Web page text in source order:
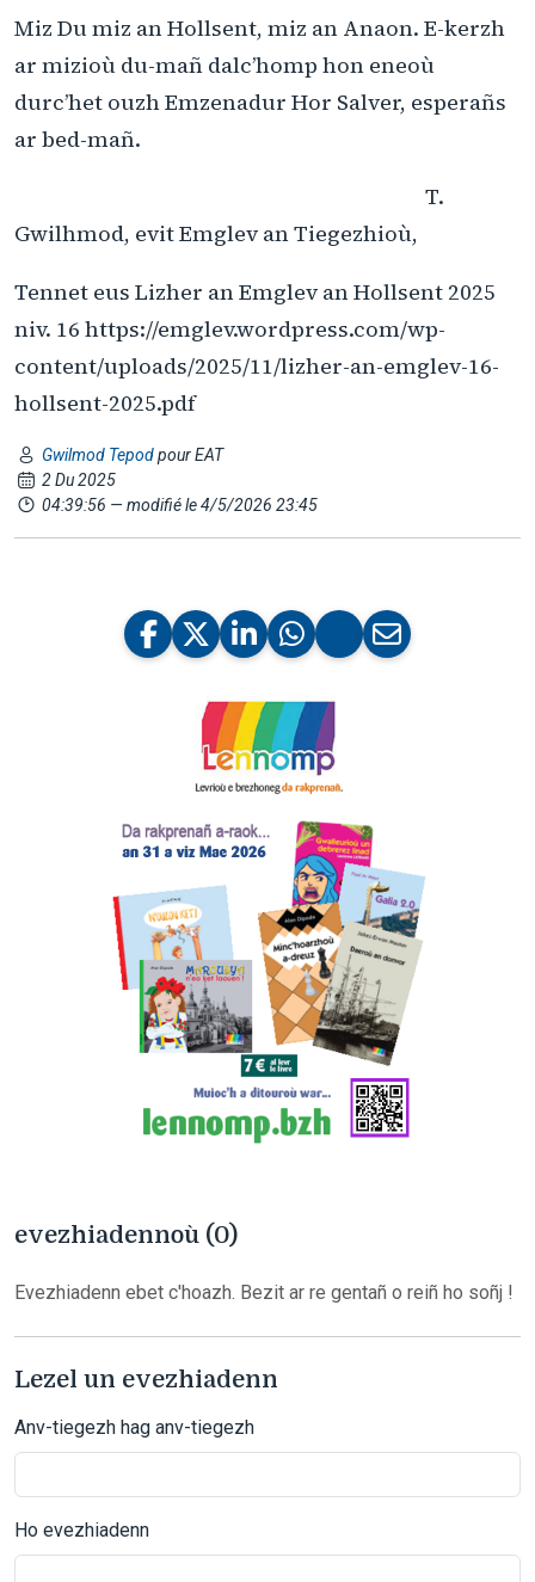
Miz Du miz an Hollsent, miz an Anaon. E-kerzh
ar mizioù du-mañ dalc’homp hon eneoù
durc’het ouzh Emzenadur Hor Salver, esperañs
ar bed-mañ.
T.
Gwilhmod, evit Emglev an Tiegezhioù,
Tennet eus Lizher an Emglev an Hollsent 2025
niv. 16 https://emglev.wordpress.com/wp-
content/uploads/2025/11/lizher-an-emglev-16-
hollsent-2025.pdf
Gwilmod Tepodpour EAT
2 Du 2025
04:39:56 — modifié le 4/5/2026 23:45
evezhiadennoù (0)
Evezhiadenn ebet c'hoazh. Bezit ar re gentañ o reiñ ho soñj !
Lezel un evezhiadenn
Anv-tiegezh hag anv-tiegezh
Ho evezhiadenn